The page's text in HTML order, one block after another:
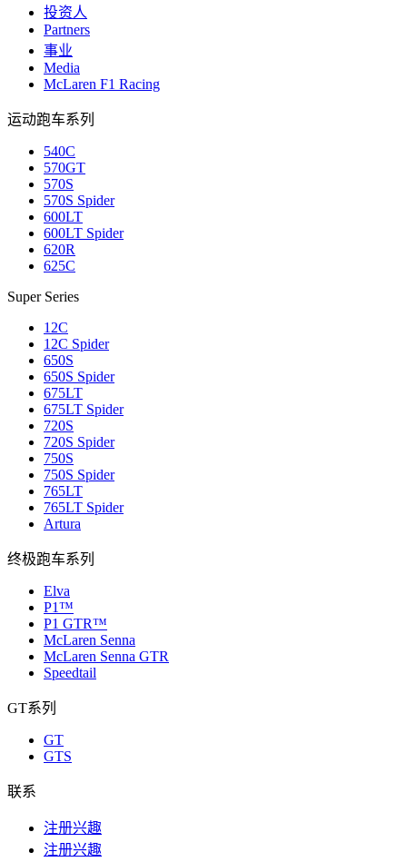
投资人
Partners
事业
Media
McLaren F1 Racing
运动跑车系列
540C
570GT
570S
570S Spider
600LT
600LT Spider
620R
625C
Super Series
12C
12C Spider
650S
650S Spider
675LT
675LT Spider
720S
720S Spider
750S
750S Spider
765LT
765LT Spider
Artura
终极跑车系列
Elva
P1™
P1 GTR™
McLaren Senna
McLaren Senna GTR
Speedtail
GT系列
GT
GTS
联系
注册兴趣
注册兴趣